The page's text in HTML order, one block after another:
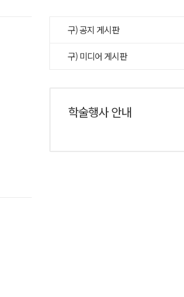
구) 공지 게시판
구) 미디어 게시판
학술행사 안내